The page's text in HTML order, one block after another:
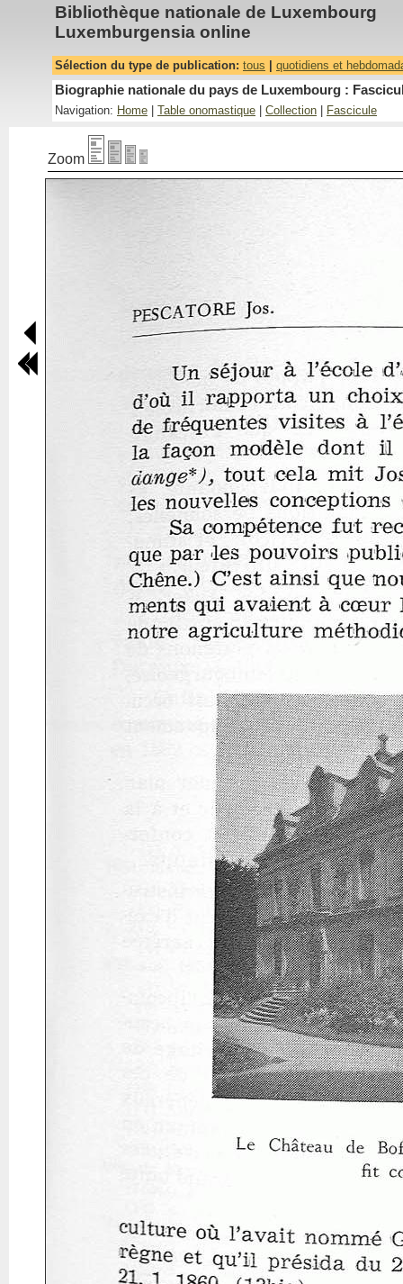
Bibliothèque nationale de Luxembourg
Luxemburgensia online
Sélection du type de publication: tous quotidiens et
Biographie nationale du pays de Luxembourg :
Navigation: Home Table onomastique Collection Fascicule
Zoom